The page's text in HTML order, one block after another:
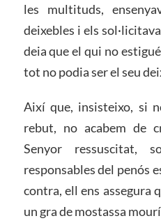
les multituds,
deixebles i els
deia que el qui no
tot no podia ser el seu
Així que, insisteixo, si
rebut, no acabem de
Senyor ressuscitat,
responsables del penós
contra, ell ens assegura
un gra de mostassa